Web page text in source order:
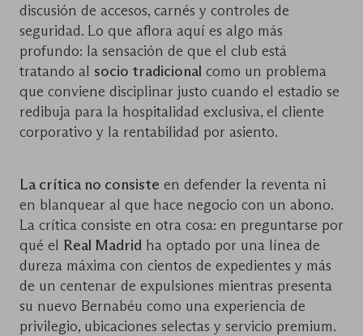
discusión de accesos, carnés y controles de
seguridad. Lo que aflora aquí es algo más
profundo: la sensación de que el club está
tratando al socio tradicional como un problema
que conviene disciplinar justo cuando el estadio se
redibuja para la hospitalidad exclusiva, el cliente
corporativo y la rentabilidad por asiento.
La crítica no consiste en defender la reventa ni
en blanquear al que hace negocio con un abono.
La crítica consiste en otra cosa: en preguntarse por
qué el Real Madrid ha optado por una línea de
dureza máxima con cientos de expedientes y más
de un centenar de expulsiones mientras presenta
su nuevo Bernabéu como una experiencia de
privilegio, ubicaciones selectas y servicio premium.